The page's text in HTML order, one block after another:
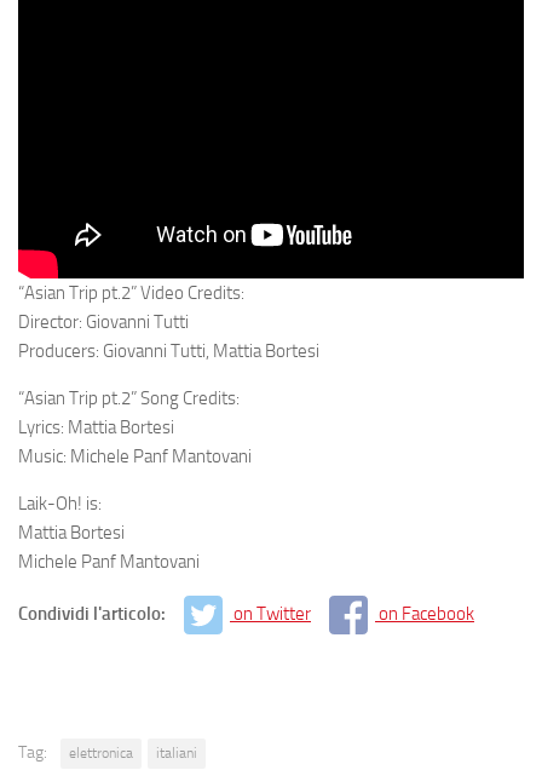
“Asian Trip pt.2” Video Credits:
Director: Giovanni Tutti
Producers: Giovanni Tutti, Mattia Bortesi
“Asian Trip pt.2” Song Credits:
Lyrics: Mattia Bortesi
Music: Michele Panf Mantovani
Laik-Oh! is:
Mattia Bortesi
Michele Panf Mantovani
Condividi l'articolo: on Twitter on Facebook
Tag: elettronica italiani